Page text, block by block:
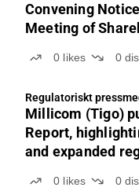
Convening
Meeting of
0 likes 0
Regulatoriskt
Millicom (Tigo)
Report,
and expanded
0 likes 0